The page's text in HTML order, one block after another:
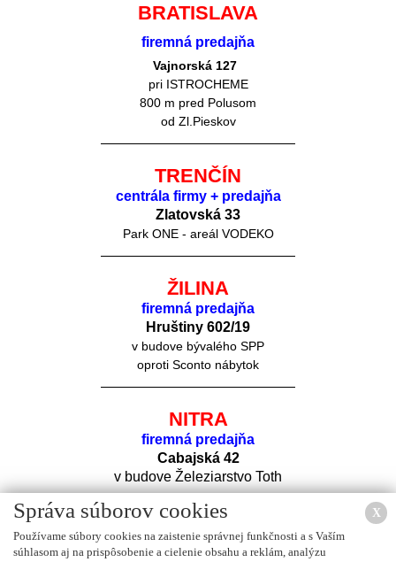
BRATISLAVA
firemná predajňa
Vajnorská 127
pri ISTROCHEME
800 m pred Polusom
od Zl.Pieskov
TRENČÍN
centrála firmy + predajňa
Zlatovská 33
Park ONE - areál VODEKO
ŽILINA
firemná predajňa
Hruštiny 602/19
v budove bývalého SPP
oproti Sconto nábytok
NITRA
firemná predajňa
Cabajská 42
v budove Železiarstvo Toth
X
Správa súborov cookies
Používame súbory cookies na zaistenie správnej funkčnosti a s Vaším
súhlasom aj na prispôsobenie a cielenie obsahu a reklám, analýzu